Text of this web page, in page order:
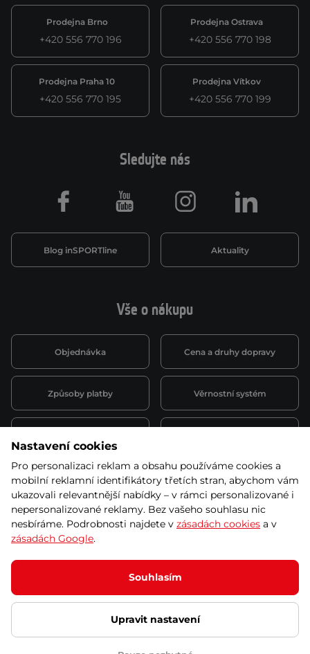
Prodejna Brno
+420 556 770 196
Prodejna Ostrava
+420 556 770 198
Prodejna Praha 10
+420 556 770 195
Prodejna Vítkov
+420 556 770 199
Vše o nákupu
Objednávka Cena a druhy dopravy
Způsoby platby Věrnostní systém
Půjčovna
obchodní podmínky
Kariéra
Sledujte nás
Blog inSPORTline Aktuality
Facebook Youtube Instagram LinkedIn
© 2026 SEVEN SPORT s.r.o Všechna práva vyhrazena
Podle zákona o evidenci tržeb je prodávající povinen vystavit
kupujícímu účtenku.
Zároveň je povinen zaevidovat přijatou tržbu u správce daně online; v
případě technického výpadku pak nejpozději do 48 hodin.
Ochrana osobních údajů Nastavení cookies Vnitřní oznamovací
systém Prohlášení přístupnosti
Nastavení cookies
Pro personalizaci reklam a obsahu používáme cookies a
mobilní reklamní identifikátory třetích stran, abychom vám
ukazovali relevantnější nabídky – v rámci personalizované i
nepersonalizované reklamy. Bez vašeho souhlasu nic
nesbíráme. Podrobnosti najdete v zásadách cookies a v
zásadách Google.
Souhlasím
Upravit nastavení